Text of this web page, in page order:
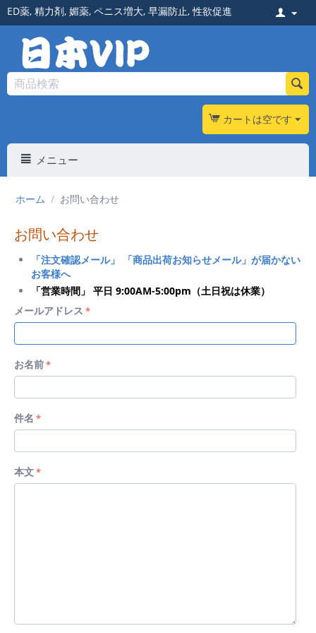
ED薬, 精力剤, 媚薬, ペニス増大, 早漏防止,性欲促進
カートは空です
メニュー
ホーム / お問い合わせ
お問い合わせ
「注文確認メール」 「商品出荷お知らせメール」が届かない
お客様へ
「営業時間」 平日 9:00AM-5:00pm（土日祝は休業）
メールアドレス
お名前
件名
本文